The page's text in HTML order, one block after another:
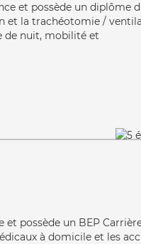
et possède un diplôme
et la trachéotomie /
de nuit, mobilité et
et possède un BEP
à domicile et les